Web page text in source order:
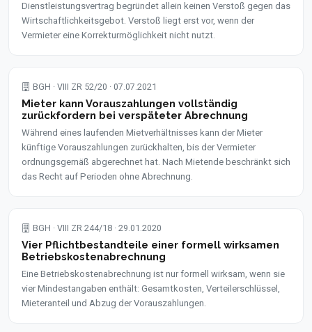
Dienstleistungsvertrag begründet allein keinen Verstoß gegen das
Wirtschaftlichkeitsgebot. Verstoß liegt erst vor, wenn der
Vermieter eine Korrekturmöglichkeit nicht nutzt.
BGH · VIII ZR 52/20 · 07.07.2021
Mieter kann Vorauszahlungen vollständig
zurückfordern bei verspäteter Abrechnung
Während eines laufenden Mietverhältnisses kann der Mieter
künftige Vorauszahlungen zurückhalten, bis der Vermieter
ordnungsgemäß abgerechnet hat. Nach Mietende beschränkt sich
das Recht auf Perioden ohne Abrechnung.
BGH · VIII ZR 244/18 · 29.01.2020
Vier Pflichtbestandteile einer formell wirksamen
Betriebskostenabrechnung
Eine Betriebskostenabrechnung ist nur formell wirksam, wenn sie
vier Mindestangaben enthält: Gesamtkosten, Verteilerschlüssel,
Mieteranteil und Abzug der Vorauszahlungen.